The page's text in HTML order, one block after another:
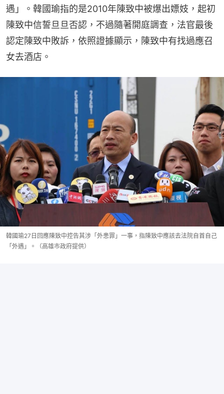
遇」。韓國瑜指的是2010年陳致中被爆出嫖妓，起初
陳致中信誓旦旦否認，不過隨著開庭調查，法官最後
認定陳致中敗訴，依照證據顯示，陳致中有找過應召
女去酒店。
韓國瑜27日回應陳致中控告其涉「外患罪」一事，指陳致中應該去法院自首自己
「外遇」。（高雄市政府提供）